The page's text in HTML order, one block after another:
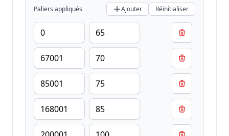
Paliers appliqués Ajouter Réinitialiser